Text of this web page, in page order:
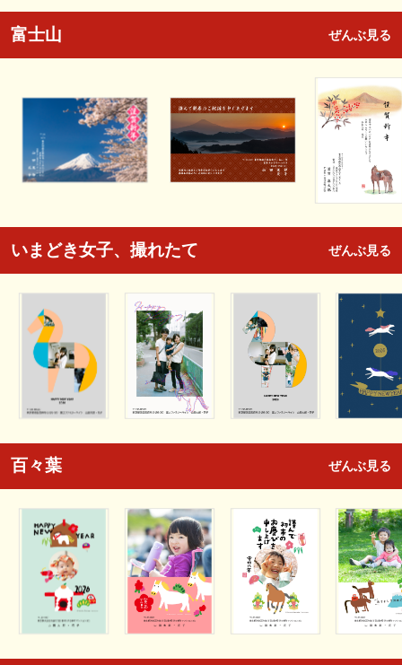
富士山 ぜんぶ見る
いまどき女子、撮れたて ぜんぶ見る
百々葉 ぜんぶ見る